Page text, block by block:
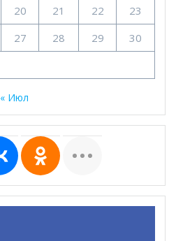
20 21 22
23
27 28 29
30
« Июл